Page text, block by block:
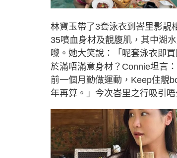
林寶玉帶了3套泳衣到峇里影靚
35噴血身材及靚腹肌，其中湖
嚟。她大笑說：「呢套泳衣即
於滿唔滿意身材？Connie坦言
前一個月勤做運動，Keep住靚
年再算。」今次峇里之行吸引